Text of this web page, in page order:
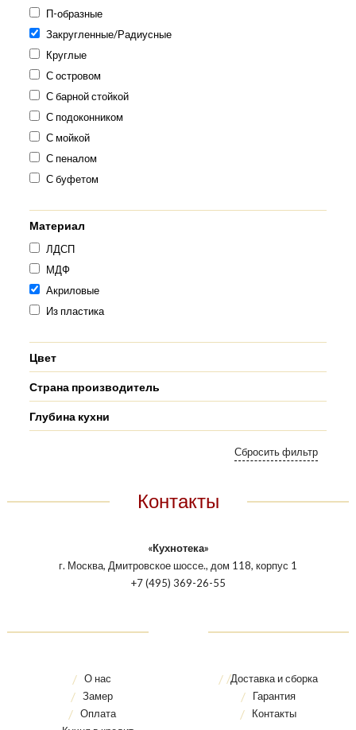
П-образные
Закругленные/Радиусные
Круглые
С островом
С барной стойкой
С подоконником
С мойкой
С пеналом
С буфетом
Материал
ЛДСП
МДФ
Акриловые
Из пластика
Цвет
Страна производитель
Глубина кухни
Контакты
«Кухнотека»
г. Москва, Дмитровское шоссе., дом 118, корпус 1
+7 (495) 369-26-55
О нас
Замер
Оплата
Доставка и сборка
Гарантия
Контакты